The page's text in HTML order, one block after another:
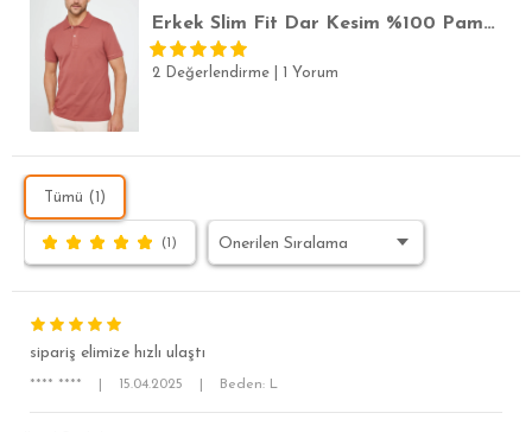
Erkek Slim Fit Dar Kesim %100 Pamuk Düz Pike Kiremit Polo Yaka Tişört
2 Değerlendirme 1 Yorum
Tümü (1)
(1)
sipariş elimize hızlı ulaştı
**** **** 15.04.2025 Beden: L